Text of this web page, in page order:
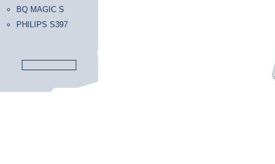
BQ MAGIC S
PHILIPS S397